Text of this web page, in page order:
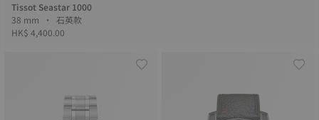
Tissot Seastar 1000
38 mm • 石英款
HK$ 4,400.00